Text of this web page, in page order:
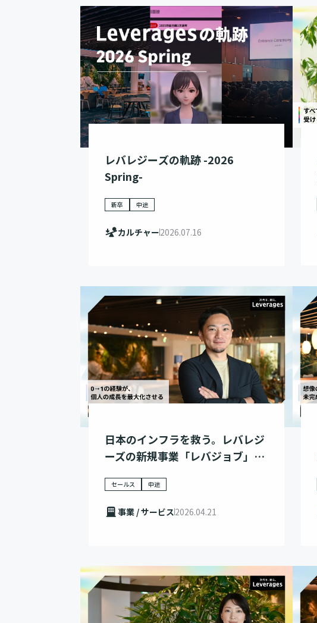
レバレジーズの軌跡 -2026
Spring-
新卒 中途
カルチャー2026.07.16
日本のインフラを救う。レバレジ
ーズの新規事業「レバジョブ」と
セールス 中途
事業 / サービス2026.04.21